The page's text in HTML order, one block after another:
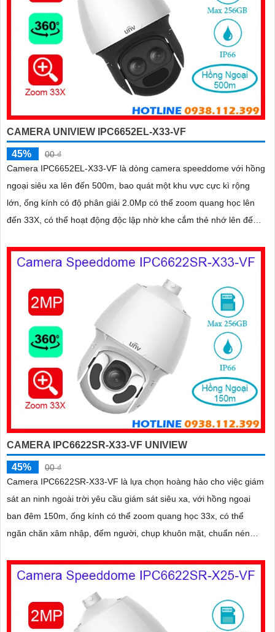
CAMERA UNIVIEW IPC6652EL-X33-VF
45%
00 ₫
Camera IPC6652EL-X33-VF là dòng camera speeddome với hồng
ngoại siêu xa lên đến 500m, bao quát một khu vực cực kì rộng
lớn, ống kính có độ phân giải 2.0Mp có thể zoom quang học lên
đến 33X, có thể hoạt động độc lập nhờ khe cắm thẻ nhớ lên đến
CAMERA IPC6622SR-X33-VF UNIVIEW
45%
00 ₫
Camera IPC6622SR-X33-VF là lựa chọn hoàng hảo cho việc giám
sát an ninh ngoài trời yêu cầu giám sát siêu xa, với hồng ngoại
ban đêm 150m, ống kính có thể zoom quang học 33x, có thể
ngăn chăn xâm nhập, đếm người, chụp khuôn mặt, chuẩn nén